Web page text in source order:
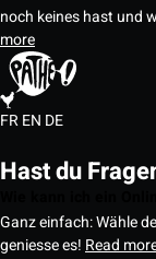
noch keines hast und
more
FREN DE
Hast du
Ganz einfach: Wähle
geniesse es! Read